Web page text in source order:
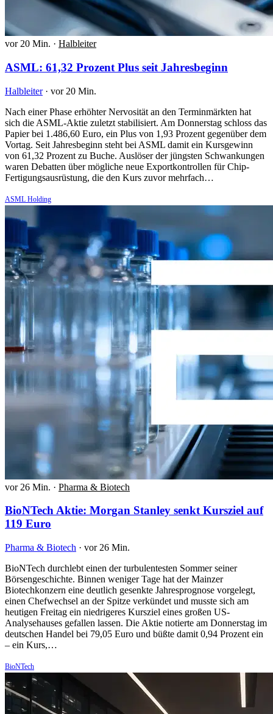
vor 20 Min. · Halbleiter
ASML: 61,32 Prozent Plus seit Jahresbeginn
Halbleiter · vor 20 Min.
Nach einer Phase erhöhter Nervosität an den Terminmärkten hat
sich die ASML-Aktie zuletzt stabilisiert. Am Donnerstag schloss das
Papier bei 1.486,60 Euro, ein Plus von 1,93 Prozent gegenüber dem
Vortag. Seit Jahresbeginn steht bei ASML damit ein Kursgewinn
von 61,32 Prozent zu Buche. Auslöser der jüngsten Schwankungen
waren Debatten über mögliche neue Exportkontrollen für Chip-
Fertigungsausrüstung, die den Kurs zuvor mehrfach…
ASML Holding
vor 26 Min. · Pharma & Biotech
BioNTech Aktie: Morgan Stanley senkt Kursziel auf
119 Euro
Pharma & Biotech · vor 26 Min.
BioNTech durchlebt einen der turbulentesten Sommer seiner
Börsengeschichte. Binnen weniger Tage hat der Mainzer
Biotechkonzern eine deutlich gesenkte Jahresprognose vorgelegt,
einen Chefwechsel an der Spitze verkündet und musste sich am
heutigen Freitag ein niedrigeres Kursziel eines großen US-
Analysehauses gefallen lassen. Die Aktie notierte am Donnerstag im
deutschen Handel bei 79,05 Euro und büßte damit 0,94 Prozent ein
– ein Kurs,…
BioNTech